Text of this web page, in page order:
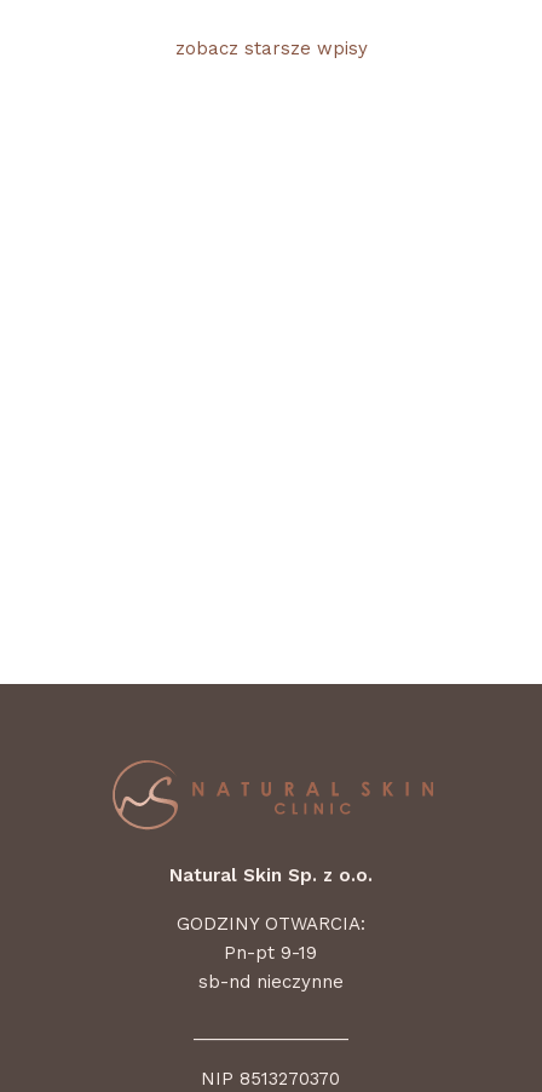
zobacz starsze wpisy
Natural Skin Sp. z o.o.
GODZINY OTWARCIA:
Pn-pt 9-19
sb-nd nieczynne
NIP 8513270370